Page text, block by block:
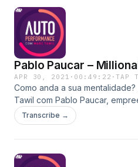
Serendipidade, organização
de pessoas com deficiência
Escola de Impacto, iniciativa
protagonismo socioambiental
Pablo Paucar –
APR 30, 2021 · 00:49:22 ·TAP
Como anda a sua
Tawil com Pablo Paucar,
em desenvolvimento pessoal e
seller Mentalidade (200 mil
hoje, como infoprodutor e
Transcribe →